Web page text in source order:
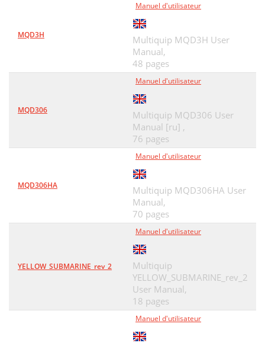
MQD3H
Manuel d'utilisateur
Multiquip MQD3H User
Manual,
48 pages
MQD306
Manuel d'utilisateur
Multiquip MQD306 User
Manual [ru] ,
76 pages
MQD306HA
Manuel d'utilisateur
Multiquip MQD306HA User
Manual,
70 pages
YELLOW_SUBMARINE_rev_2
Manuel d'utilisateur
Multiquip
YELLOW_SUBMARINE_rev_2
User Manual,
18 pages
Manuel d'utilisateur